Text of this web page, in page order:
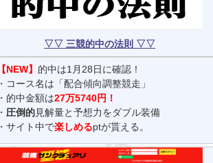
▽▽ 三競的中の法則 ▽▽
【NEW】 的中は1月28日に確認！
・コース名は「配合傾向調整競走」
・的中金額は27万5740円！
・ 圧倒的見解量と予想力をダブル装備
・サイト中で楽しめるptが貰える。